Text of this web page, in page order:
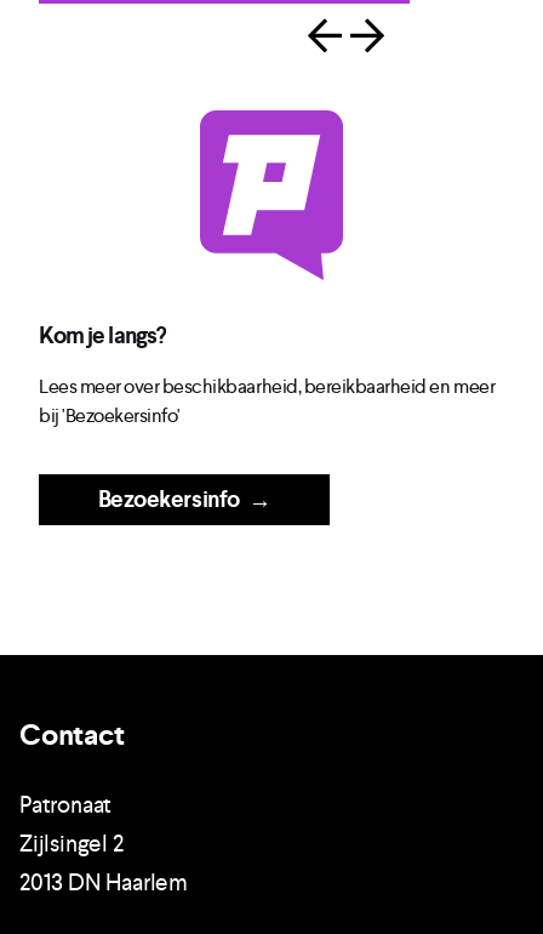
Kom je langs?
Lees meer over beschikbaarheid, bereikbaarheid en meer
bij 'Bezoekersinfo'
Bezoekersinfo→
Contact
Patronaat
Zijlsingel 2
2013 DN Haarlem